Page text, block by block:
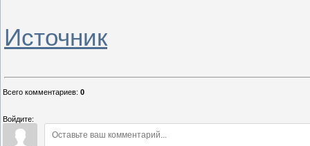
Источник
Всего комментариев: 0
Войдите: